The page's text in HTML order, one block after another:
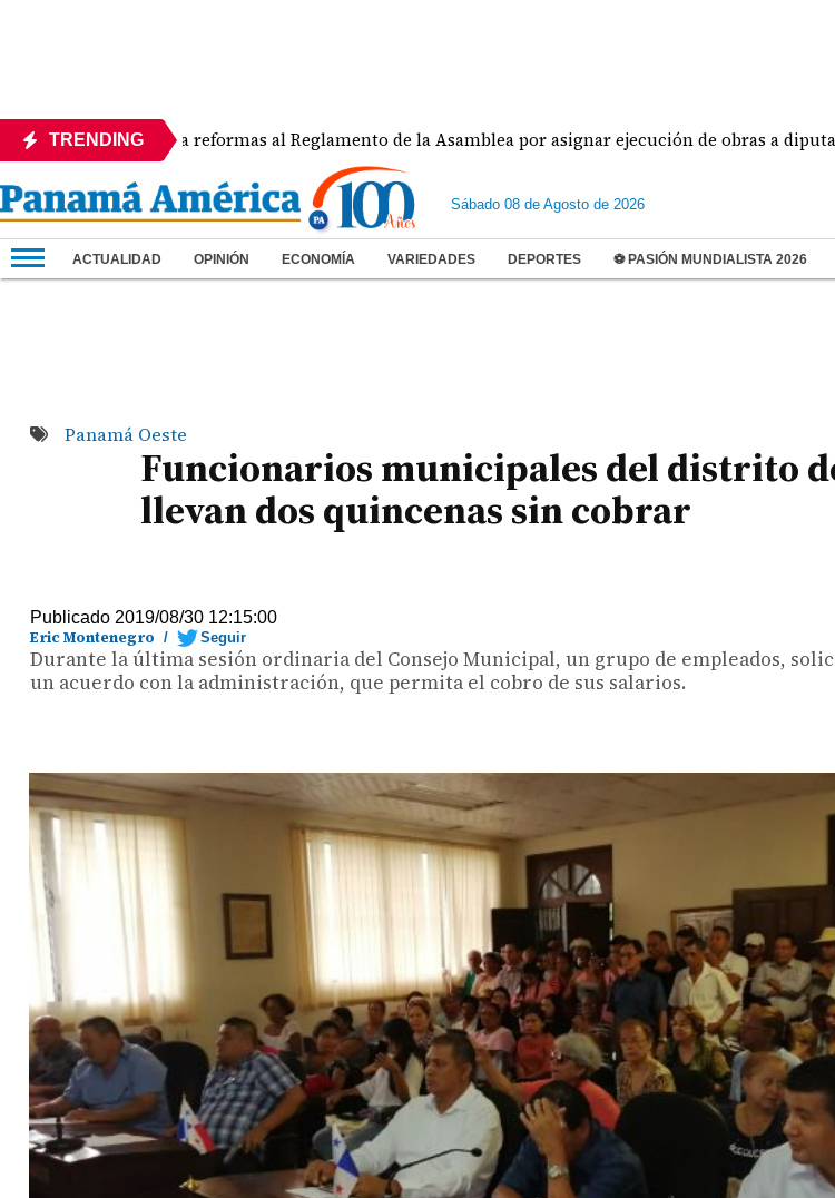
TRENDING
APEDE rechaza reformas al Reglamento de la Asamblea por asignar ejecución de obras a diputados
Sábado 08 de Agosto de 2026
ACTUALIDAD OPINIÓN ECONOMÍA VARIEDADES DEPORTES ⚽ PASIÓN MUNDIALISTA 2026
Panamá Oeste
Funcionarios municipales del distrito
llevan dos quincenas sin cobrar
Publicado 2019/08/30 12:15:00
Eric Montenegro / Seguir
Durante la última sesión ordinaria del Consejo Municipal, un grupo de empleados,
un acuerdo con la administración, que permita el cobro de sus salarios.